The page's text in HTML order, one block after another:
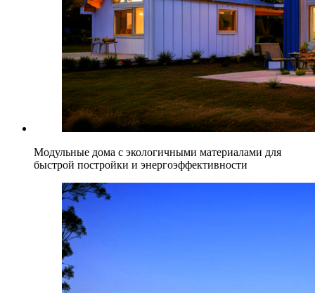
Модульные дома с экологичными материалами для
быстрой постройки и энергоэффективности